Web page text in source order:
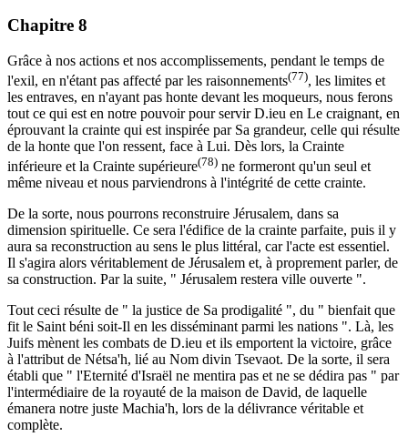
Chapitre 8
Grâce à nos actions et nos accomplissements, pendant le temps de
l'exil, en n'étant pas affecté par les raisonnements(77), les limites et
les entraves, en n'ayant pas honte devant les moqueurs, nous ferons
tout ce qui est en notre pouvoir pour servir D.ieu en Le craignant, en
éprouvant la crainte qui est inspirée par Sa grandeur, celle qui résulte
de la honte que l'on ressent, face à Lui. Dès lors, la Crainte
inférieure et la Crainte supérieure(78) ne formeront qu'un seul et
même niveau et nous parviendrons à l'intégrité de cette crainte.
De la sorte, nous pourrons reconstruire Jérusalem, dans sa
dimension spirituelle. Ce sera l'édifice de la crainte parfaite, puis il y
aura sa reconstruction au sens le plus littéral, car l'acte est essentiel.
Il s'agira alors véritablement de Jérusalem et, à proprement parler, de
sa construction. Par la suite, " Jérusalem restera ville ouverte ".
Tout ceci résulte de " la justice de Sa prodigalité ", du " bienfait que
fit le Saint béni soit-Il en les disséminant parmi les nations ". Là, les
Juifs mènent les combats de D.ieu et ils emportent la victoire, grâce
à l'attribut de Nétsa'h, lié au Nom divin Tsevaot. De la sorte, il sera
établi que " l'Eternité d'Israël ne mentira pas et ne se dédira pas " par
l'intermédiaire de la royauté de la maison de David, de laquelle
émanera notre juste Machia'h, lors de la délivrance véritable et
complète.